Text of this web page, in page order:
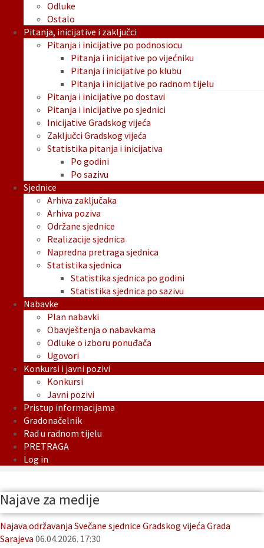
Odluke
Ostalo
Pitanja, inicijative i zaključci
Pitanja i inicijative po podnosiocu
Pitanja i inicijative po vijećniku
Pitanja i inicijative po klubu
Pitanja i inicijative po radnom tijelu
Pitanja i inicijative po dostavi
Pitanja i inicijative po sjednici
Inicijative Gradskog vijeća
Zaključci Gradskog vijeća
Statistika pitanja i inicijativa
Po godini
Po sazivu
Sjednice
Arhiva zaključaka
Arhiva poziva
Održane sjednice
Realizacije sjednica
Napredna pretraga sjednica
Statistika sjednica
Statistika sjednica po godini
Statistika sjednica po sazivu
Nabavke
Plan nabavki
Obavještenja o nabavkama
Odluke o izboru ponuđača
Ugovori
Konkursi i javni pozivi
Konkursi
Javni pozivi
Pristup informacijama
Gradonačelnik
Rad u radnom tijelu
PRETRAGA
Log in
Najave za medije
Najava održavanja Svečane sjednice Gradskog vijeća Grada
Sarajeva 06.04.2026. 17:30